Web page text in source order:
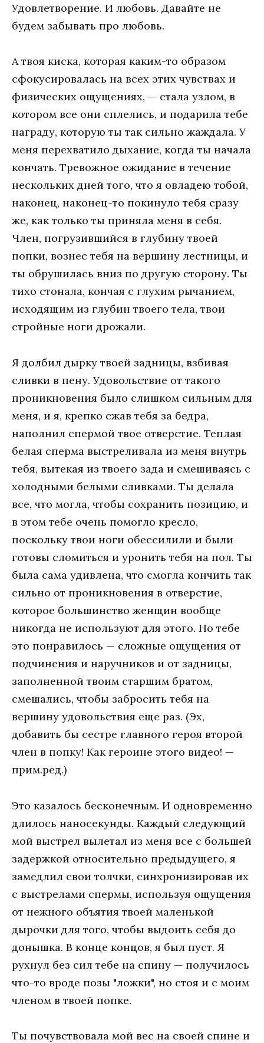
Удовлетворение. И любовь. Давайте не
будем забывать про любовь.
А твоя киска, которая каким-то образом
сфокусировалась на всех этих чувствах и
физических ощущениях, — стала узлом, в
котором все они сплелись, и подарила тебе
награду, которую ты так сильно жаждала. У
меня перехватило дыхание, когда ты начала
кончать. Тревожное ожидание в течение
нескольких дней того, что я овладею тобой,
наконец, наконец-то покинуло тебя сразу
же, как только ты приняла меня в себя.
Член, погрузившийся в глубину твоей
попки, вознес тебя на вершину лестницы, и
ты обрушилась вниз по другую сторону. Ты
тихо стонала, кончая с глухим рычанием,
исходящим из глубин твоего тела, твои
стройные ноги дрожали.
Я долбил дырку твоей задницы, взбивая
сливки в пену. Удовольствие от такого
проникновения было слишком сильным для
меня, и я, крепко сжав тебя за бедра,
наполнил спермой твое отверстие. Теплая
белая сперма выстреливала из меня внутрь
тебя, вытекая из твоего зада и смешиваясь с
холодными белыми сливками. Ты делала
все, что могла, чтобы сохранить позицию, и
в этом тебе очень помогло кресло,
поскольку твои ноги обессилили и были
готовы сломиться и уронить тебя на пол. Ты
была сама удивлена, что смогла кончить так
сильно от проникновения в отверстие,
которое большинство женщин вообще
никогда не используют для этого. Но тебе
это понравилось — сложные ощущения от
подчинения и наручников и от задницы,
заполненной твоим старшим братом,
смешались, чтобы забросить тебя на
вершину удовольствия еще раз. (Эх,
добавить бы сестре главного героя второй
член в попку! Как героине этого видео! —
прим.ред.)
Это казалось бесконечным. И одновременно
длилось наносекунды. Каждый следующий
мой выстрел вылетал из меня все с большей
задержкой относительно предыдущего, я
замедлил свои толчки, синхронизировав их
с выстрелами спермы, используя ощущения
от нежного объятия твоей маленькой
дырочки для того, чтобы выдоить себя до
донышка. В конце концов, я был пуст. Я
рухнул без сил тебе на спину — получилось
что-то вроде позы "ложки", но стоя и с моим
членом в твоей попке.
Ты почувствовала мой вес на своей спине и